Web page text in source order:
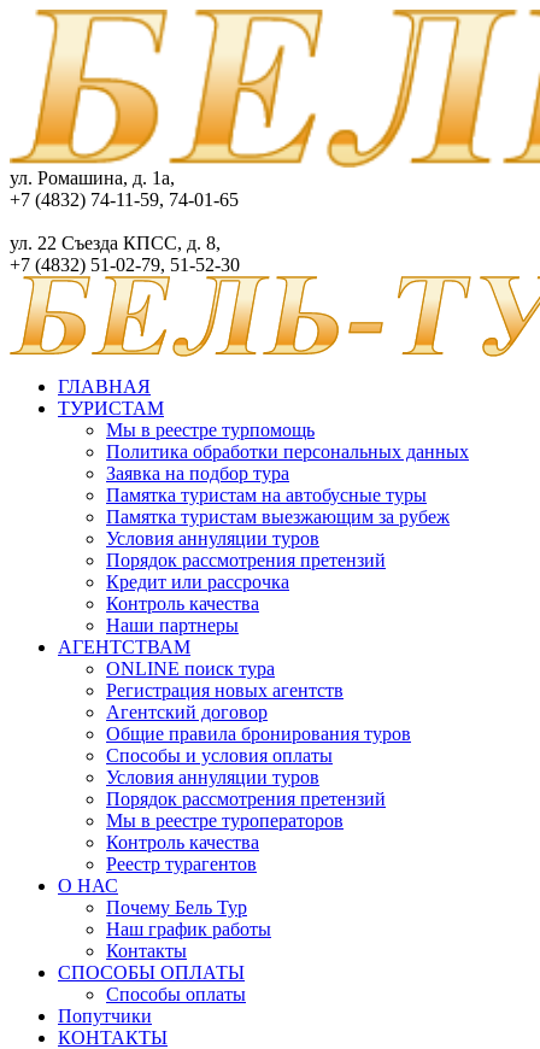
ул. Ромашина, д. 1а,
+7 (4832) 74-11-59, 74-01-65
ул. 22 Съезда КПСС, д. 8,
+7 (4832) 51-02-79, 51-52-30
ГЛАВНАЯ
ТУРИСТАМ
Мы в реестре турпомощь
Политика обработки персональных данных
Заявка на подбор тура
Памятка туристам на автобусные туры
Памятка туристам выезжающим за рубеж
Условия аннуляции туров
Порядок рассмотрения претензий
Кредит или рассрочка
Контроль качества
Наши партнеры
АГЕНТСТВАМ
ONLINE поиск тура
Регистрация новых агентств
Агентский договор
Общие правила бронирования туров
Способы и условия оплаты
Условия аннуляции туров
Порядок рассмотрения претензий
Мы в реестре туроператоров
Контроль качества
Реестр турагентов
О НАС
Почему Бель Тур
Наш график работы
Контакты
СПОСОБЫ ОПЛАТЫ
Способы оплаты
Попутчики
КОНТАКТЫ